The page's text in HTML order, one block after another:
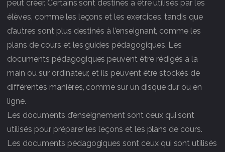
peut créer. Certains sont destinés à être utilisés par les
élèves, comme les leçons et les exercices, tandis que
d’autres sont plus destinés à l’enseignant, comme les
plans de cours et les guides pédagogiques. Les
documents pédagogiques peuvent être rédigés à la
main ou sur ordinateur, et ils peuvent être stockés de
différentes manières, comme sur un disque dur ou en
ligne.
Les documents d’enseignement sont ceux qui sont
utilisés pour préparer les leçons et les plans de cours.
Les documents pédagogiques sont ceux qui sont utilisés